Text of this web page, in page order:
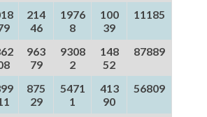
214
46
1976
8
100
39
11185
963
79
9308
2
148
52
87889
875
29
5471
1
413
90
56809